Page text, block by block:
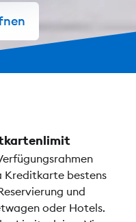
Kreditkarte bestens
und
oder Hotels.